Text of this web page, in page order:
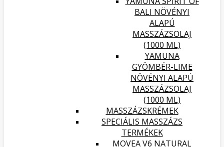
BALI NÖVÉNYI
ALAPÚ
MASSZÁZSOLAJ
(1000 ML)
YAMUNA
GYÖMBÉR-LIME
NÖVÉNYI ALAPÚ
MASSZÁZSOLAJ
(1000 ML)
MASSZÁZSKRÉMEK
SPECIÁLIS MASSZÁZS
TERMÉKEK
MOVEA V6 NATURAL